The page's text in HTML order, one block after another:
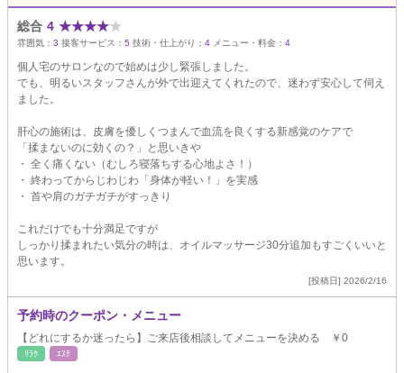
総合 4 ★★★★★
雰囲気： 3 接客サービス： 5 技術・仕上がり： 4 メニュー・料金： 4
個人宅のサロンなので始めは少し緊張しました。
でも、明るいスタッフさんが外で出迎えてくれたので、迷わず安心して伺え
ました。
肝心の施術は、皮膚を優しくつまんで血流を良くする新感覚のケアで
「揉まないのに効くの？」と思いきや
・ 全く痛くない（むしろ寝落ちする心地よさ！）
・ 終わってからじわじわ「身体が軽い！」を実感
・ 首や肩のガチガチがすっきり
これだけでも十分満足ですが
しっかり揉まれたい気分の時は、オイルマッサージ30分追加もすごくいいと
思います。
[投稿日] 2026/2/16
予約時のクーポン・メニュー
【どれにするか迷ったら】ご来店後相談してメニューを決める ￥0
ﾘﾗｸ ｴｽﾃ